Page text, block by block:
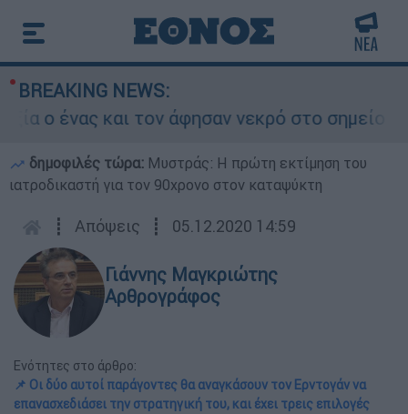
BREAKING NEWS:
και τον άφησαν νεκρό στο σημείο
δημοφιλές τώρα: Μυστράς: Η πρώτη εκτίμηση του
ιατροδικαστή για τον 90χρονο στον καταψύκτη
┋ Απόψεις ┋ 05.12.2020 14:59
Γιάννης Μαγκριώτης
Αρθρογράφος
Ενότητες στο άρθρο:
📌 Οι δύο αυτοί παράγοντες θα αναγκάσουν τον Ερντογάν να
επανασχεδιάσει την στρατηγική του, και έχει τρεις επιλογές